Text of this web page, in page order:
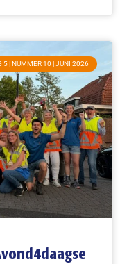
5 | NUMMER 10 | JUNI 2026